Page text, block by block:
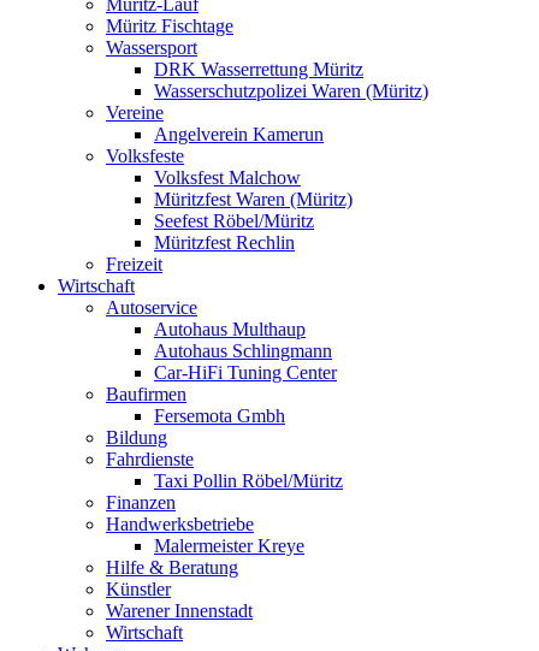
Müritz Fischtage
Wassersport
DRK Wasserrettung Müritz
Wasserschutzpolizei Waren (Müritz)
Vereine
Angelverein Kamerun
Volksfeste
Volksfest Malchow
Müritzfest Waren (Müritz)
Seefest Röbel/Müritz
Müritzfest Rechlin
Freizeit
Wirtschaft
Autoservice
Autohaus Multhaup
Autohaus Schlingmann
Car-HiFi Tuning Center
Baufirmen
Fersemota Gmbh
Bildung
Fahrdienste
Taxi Pollin Röbel/Müritz
Finanzen
Handwerksbetriebe
Malermeister Kreye
Hilfe & Beratung
Künstler
Warener Innenstadt
Wirtschaft